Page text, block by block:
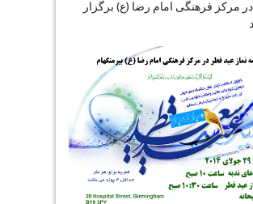
(ع)
بیرمنگهام
مرکز فرهنگی امام رضا (ع) برگزار